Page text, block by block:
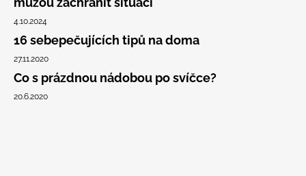
4.10.2024
16 sebepečujících tipů na doma
27.11.2020
Co s prázdnou nádobou po svíčce?
20.6.2020